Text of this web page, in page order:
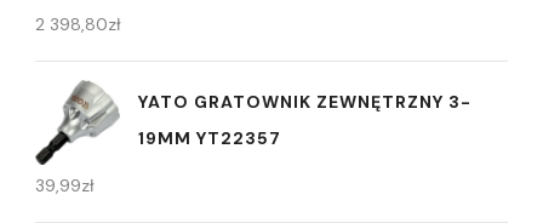
2 398,80zł
YATO GRATOWNIK ZEWNĘTRZNY 3-
19MM YT22357
39,99zł